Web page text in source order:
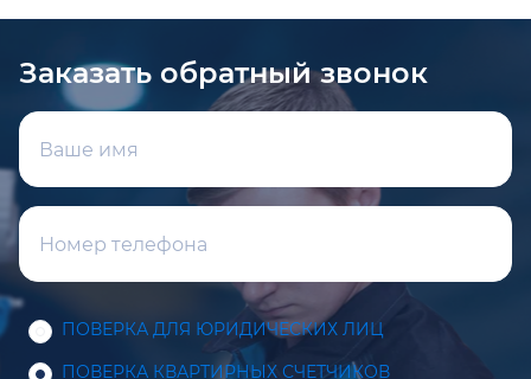
Заказать обратный звонок
ПОВЕРКА ДЛЯ ЮРИДИЧЕСКИХ ЛИЦ
ПОВЕРКА КВАРТИРНЫХ СЧЕТЧИКОВ